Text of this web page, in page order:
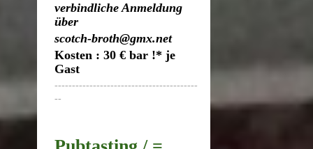
verbindliche Anmeldung
über
scotch-broth@gmx.net
Kosten : 30 € bar !* je
Gast
-----------------------------------------
--